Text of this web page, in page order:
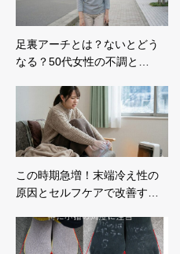
足裏アーチとは？ないとどう
なる？50代女性の不調と…
この時期急増！末端冷え性の
原因とセルフケアで改善す…